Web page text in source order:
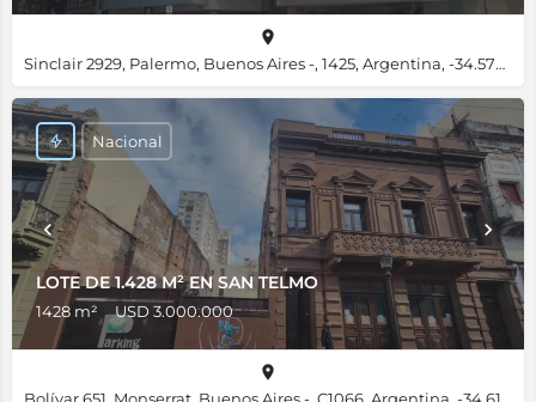
Sinclair 2929, Palermo, Buenos Aires -, 1425, Argentina, -34.57621, -58.42394
LOTE DE 1.428 M² EN SAN TELMO
1428 m² USD 3.000.000
Nacional